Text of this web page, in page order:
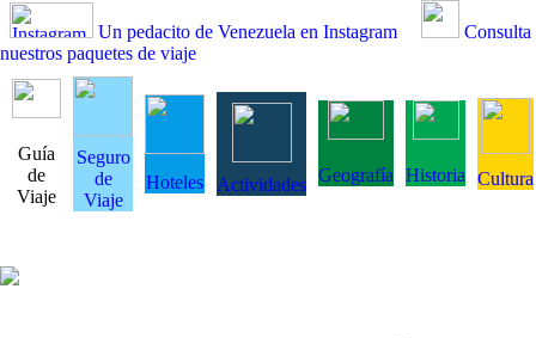
Un pedacito de Venezuela en Instagram
Consulta
nuestros paquetes de viaje
Guía
de
Viaje
Seguro
de
Viaje
Hoteles Actividades Geografía Historia Cultura